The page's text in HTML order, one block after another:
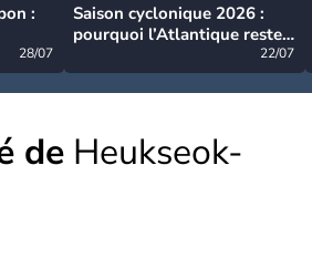
:
28/07
Saison cyclonique 2026 :
pourquoi l’Atlantique reste
22/07
de Heukseok-